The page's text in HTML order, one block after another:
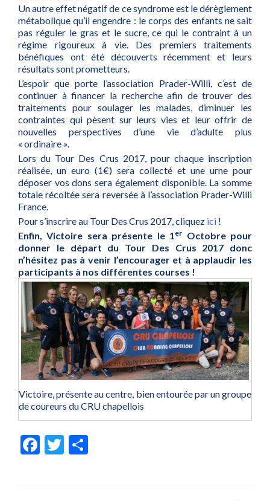
Un autre effet négatif de ce syndrome est le dérèglement
métabolique qu’il engendre : le corps des enfants ne sait
pas réguler le gras et le sucre, ce qui le contraint à un
régime rigoureux à vie. Des premiers traitements
bénéfiques ont été découverts récemment et leurs
résultats sont prometteurs.
L’espoir que porte l’association Prader-Willi, c’est de
continuer à financer la recherche afin de trouver des
traitements pour soulager les malades, diminuer les
contraintes qui pèsent sur leurs vies et leur offrir de
nouvelles perspectives d’une vie d’adulte plus
« ordinaire ».
Lors du Tour Des Crus 2017, pour chaque inscription
réalisée, un euro (1€) sera collecté et une urne pour
déposer vos dons sera également disponible. La somme
totale récoltée sera reversée à l’association Prader-Willi
France.
Pour s’inscrire au Tour Des Crus 2017, cliquez ici !
Enfin, Victoire sera présente le 1er Octobre pour
donner le départ du Tour Des Crus 2017 donc
n’hésitez pas à venir l’encourager et à applaudir les
participants à nos différentes courses !
Victoire, présente au centre, bien entourée par un groupe
de coureurs du CRU chapellois
Fac
Twit